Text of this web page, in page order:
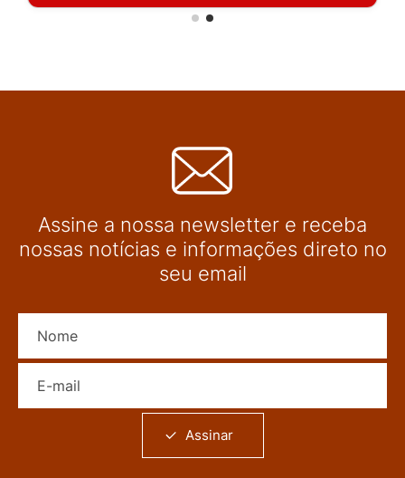
Assine a nossa newsletter e receba
nossas notícias e informações direto no
seu email
Assinar